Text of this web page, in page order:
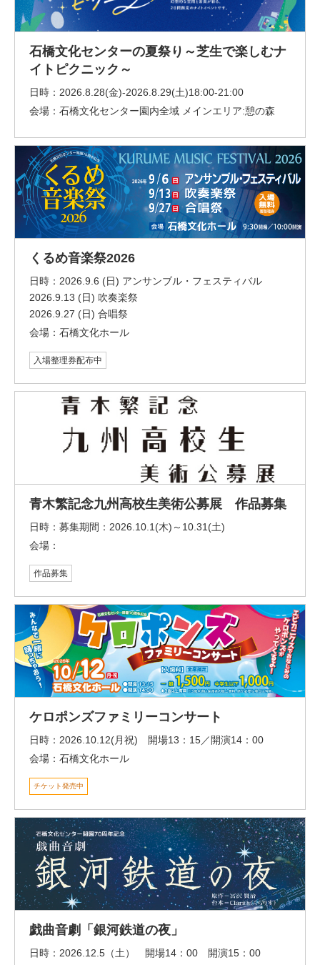
石橋文化センターの夏祭り～芝生で楽しむナ
イトピクニック～
日時： 2026.8.28(金)-2026.8.29(土)18:00-21:00
会場： 石橋文化センター園内全域 メインエリア:憩の森
くるめ音楽祭2026
日時： 2026.9.6 (日) アンサンブル・フェスティバル
2026.9.13 (日) 吹奏楽祭
2026.9.27 (日) 合唱祭
会場： 石橋文化ホール
入場整理券配布中
青木繁記念九州高校生美術公募展 作品募集
日時： 募集期間：2026.10.1(木)～10.31(土)
会場：
作品募集
ケロポンズファミリーコンサート
日時： 2026.10.12(月祝) 開場13：15／開演14：00
会場： 石橋文化ホール
チケット発売中
戯曲音劇「銀河鉄道の夜」
日時： 2026.12.5（土） 開場14：00 開演15：00